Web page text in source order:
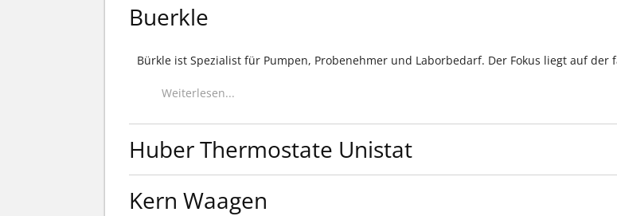
Buerkle
Bürkle ist Spezialist für Pumpen, Probenehmer und Laborbedarf. Der Fokus liegt auf
Weiterlesen...
Huber Thermostate Unistat
Kern Waagen